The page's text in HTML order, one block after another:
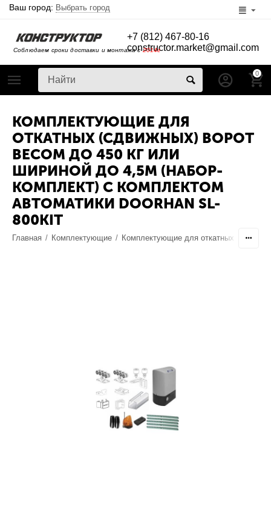
Ваш город: Выбрать город
Соблюдаем сроки доставки и монтажа с2014г
+7 (812) 467-80-16
constructor.market@gmail.com
0
КОМПЛЕКТУЮЩИЕ ДЛЯ
ОТКАТНЫХ (СДВИЖНЫХ) ВОРОТ
ВЕСОМ ДО 450 КГ ИЛИ
ШИРИНОЙ ДО 4,5М (НАБОР-
КОМПЛЕКТ) С КОМПЛЕКТОМ
АВТОМАТИКИ DOORHAN SL-
800KIT
Главная / Комплектующие / Комплектующие для откатных ворот